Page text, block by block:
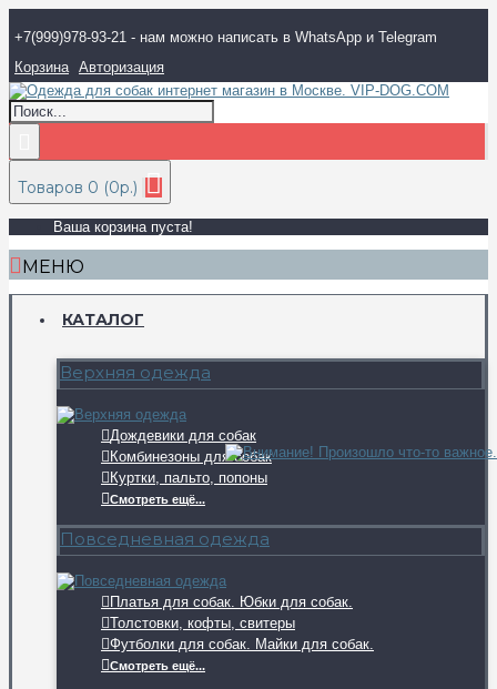
+7(999)978-93-21 - нам можно написать в WhatsApp и Telegram
Корзина Авторизация
Товаров 0 (0р.)
Ваша корзина пуста!
МЕНЮ
КАТАЛОГ
Верхняя одежда
Дождевики для собак
Комбинезоны для собак
Куртки, пальто, попоны
Смотреть ещё...
Повседневная одежда
Платья для собак. Юбки для собак.
Толстовки, кофты, свитеры
Футболки для собак. Майки для собак.
Смотреть ещё...